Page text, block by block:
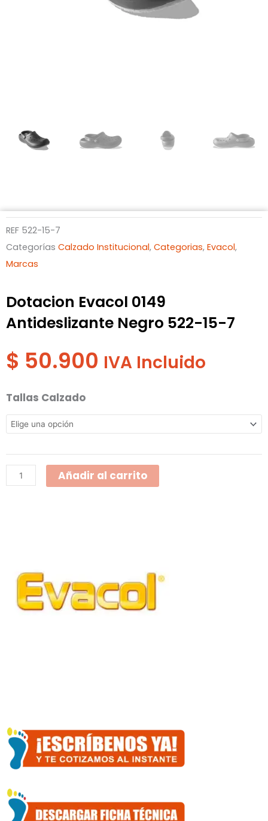
REF 522-15-7
Categorías Calzado Institucional, Categorias, Evacol,
Marcas
Dotacion Evacol 0149
Antideslizante Negro 522-15-7
$ 50.900 IVA Incluido
Tallas Calzado
Dotacion
Evacol
0149
Negro
522-
Añadir al carrito